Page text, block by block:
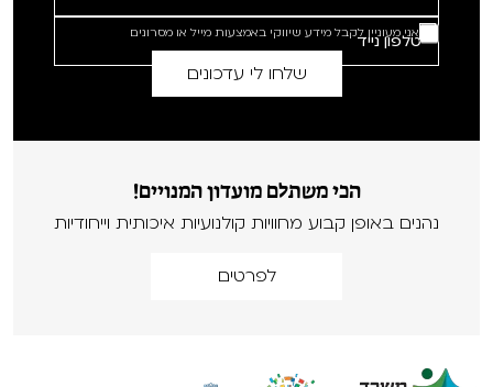
אני מעוניין לקבל מידע שיווקי באמצעות מייל או מסרונים
הכי משתלם מועדון המנויים!
נהנים באופן קבוע מחוויות קולנועיות איכותית וייחודיות
לפרטים